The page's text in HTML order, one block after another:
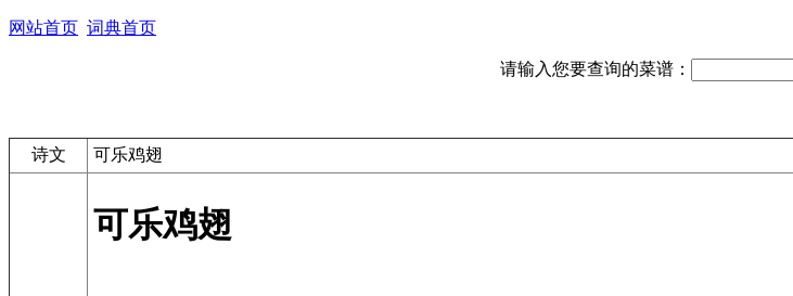
网站首页 词典首页
请输入您要查询的菜谱：
诗文 可乐鸡翅
可乐鸡翅